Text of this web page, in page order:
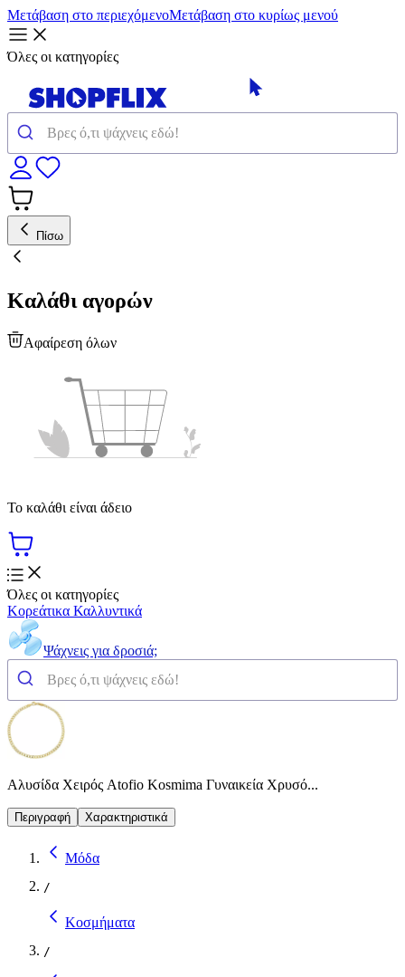
Μετάβαση στο περιεχόμενοΜετάβαση στο κυρίως μενού
Όλες οι κατηγορίες
Πίσω
Καλάθι αγορών
Αφαίρεση όλων
Το καλάθι είναι άδειο
Όλες οι κατηγορίες
Κορεάτικα Καλλυντικά
Ψάχνεις για δροσιά;
Αλυσίδα Χειρός Atofio Kosmima Γυναικεία Χρυσό...
Περιγραφή Χαρακτηριστικά
Μόδα
/
Κοσμήματα
/